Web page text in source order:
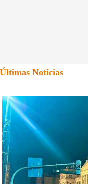
Últimas Noticias